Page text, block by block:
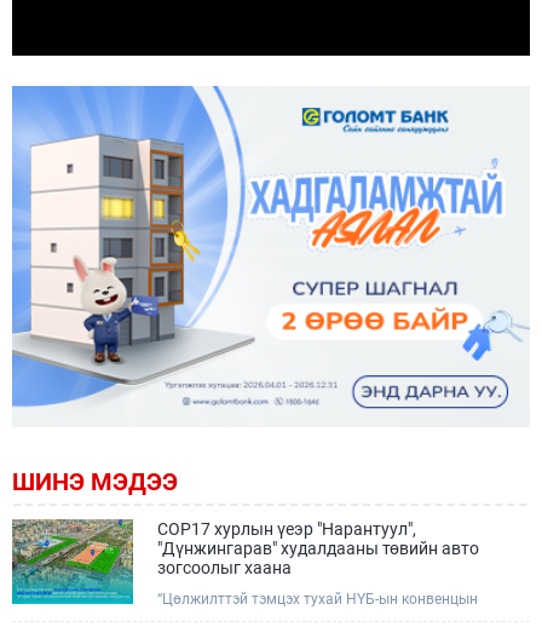
ШИНЭ МЭДЭЭ
COP17 хурлын үеэр "Нарантуул",
"Дүнжингарав" худалдааны төвийн авто
зогсоолыг хаана
“Цөлжилттэй тэмцэх тухай НҮБ-ын конвенцын